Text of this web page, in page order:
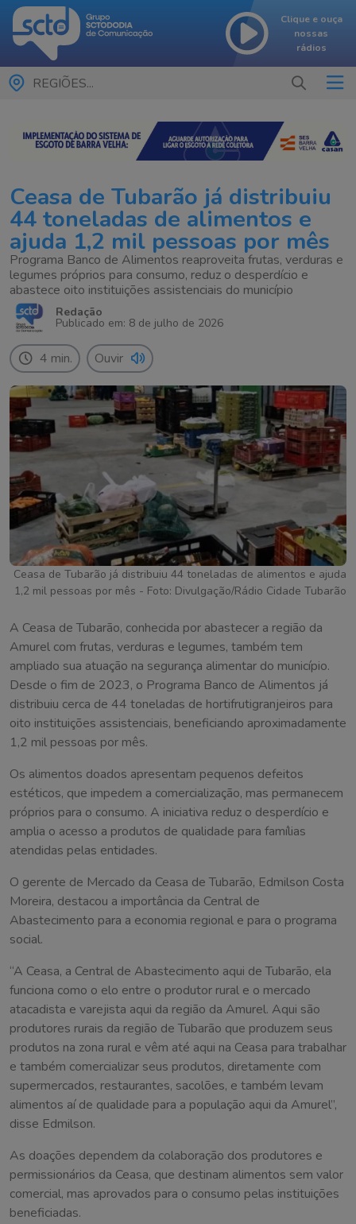
Clique e ouça
nossas
rádios
REGIÕES...
Ceasa de Tubarão já distribuiu
44 toneladas de alimentos e
ajuda 1,2 mil pessoas por mês
Programa Banco de Alimentos reaproveita frutas, verduras e
legumes próprios para consumo, reduz o desperdício e
abastece oito instituições assistenciais do município
Redação
Publicado em: 8 de julho de 2026
4 min. Ouvir
Ceasa de Tubarão já distribuiu 44 toneladas de alimentos e ajuda
1,2 mil pessoas por mês - Foto: Divulgação/Rádio Cidade Tubarão
A Ceasa de Tubarão, conhecida por abastecer a região da
Amurel com frutas, verduras e legumes, também tem
ampliado sua atuação na segurança alimentar do município.
Desde o fim de 2023, o Programa Banco de Alimentos já
distribuiu cerca de 44 toneladas de hortifrutigranjeiros para
oito instituições assistenciais, beneficiando aproximadamente
1,2 mil pessoas por mês.
Os alimentos doados apresentam pequenos defeitos
estéticos, que impedem a comercialização, mas permanecem
próprios para o consumo. A iniciativa reduz o desperdício e
amplia o acesso a produtos de qualidade para famílias
atendidas pelas entidades.
O gerente de Mercado da Ceasa de Tubarão, Edmilson Costa
Moreira, destacou a importância da Central de
Abastecimento para a economia regional e para o programa
social.
“A Ceasa, a Central de Abastecimento aqui de Tubarão, ela
funciona como o elo entre o produtor rural e o mercado
atacadista e varejista aqui da região da Amurel. Aqui são
produtores rurais da região de Tubarão que produzem seus
produtos na zona rural e vêm até aqui na Ceasa para trabalhar
e também comercializar seus produtos, diretamente com
supermercados, restaurantes, sacolões, e também levam
alimentos aí de qualidade para a população aqui da Amurel”,
disse Edmilson.
As doações dependem da colaboração dos produtores e
permissionários da Ceasa, que destinam alimentos sem valor
comercial, mas aprovados para o consumo pelas instituições
beneficiadas.